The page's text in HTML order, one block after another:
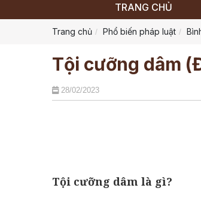
TRANG CHỦ
Trang chủ Phổ biến pháp luật
Tội cưỡng dâm
28/02/2023
Tội cưỡng dâm là gì?